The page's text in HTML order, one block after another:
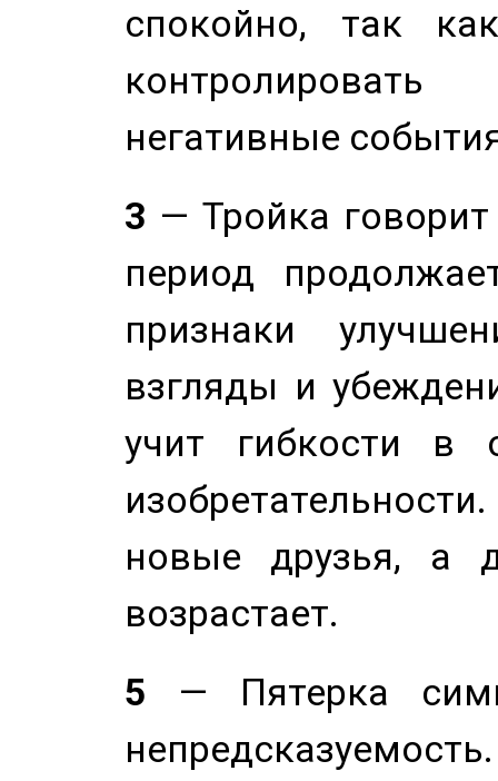
спокойно, так
негативные
3 — Тройка
период
признаки
взгляды и
учит гибкости в
новые друзья, а
возрастает.
5 — Пятерка